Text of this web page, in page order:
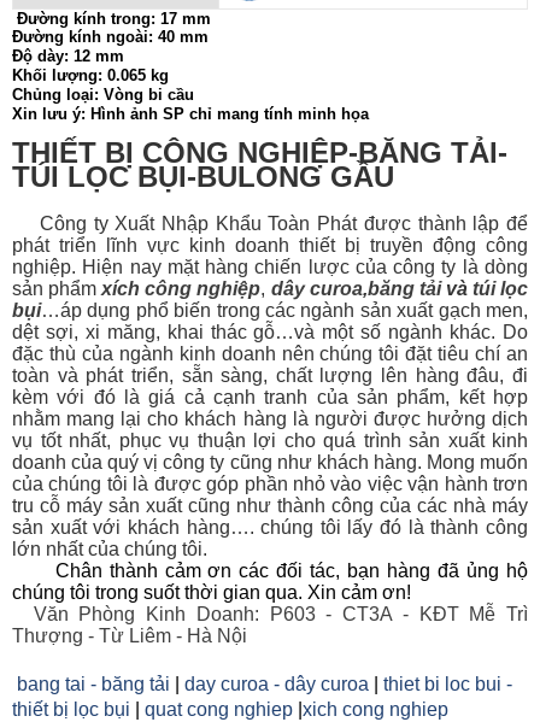
Đường kính trong: 17 mm
Đường kính ngoài: 40 mm
Độ dày: 12 mm
Khối lượng: 0.065 kg
Chủng loại: Vòng bi cầu
Xin lưu ý: Hình ảnh SP chỉ mang tính minh họa
THIẾT BỊ CÔNG NGHIỆP-BĂNG TẢI-
TÚI LỌC BỤI-BULONG GẦU
Công ty Xuất Nhập Khẩu Toàn Phát được thành lập để
phát triển lĩnh vực kinh doanh thiết bị truyền động công
nghiệp. Hiện nay mặt hàng chiến lược của công ty là dòng
sản phẩm xích công nghiệp, dây curoa,băng tảivàtúi lọc
bụi…áp dụng phổ biến trong các ngành sản xuất gạch men,
dệt sợi, xi măng, khai thác gỗ…và một số ngành khác. Do
đặc thù của ngành kinh doanh nên chúng tôi đặt tiêu chí an
toàn và phát triển, sẵn sàng, chất lượng lên hàng đâu, đi
kèm với đó là giá cả cạnh tranh của sản phẩm, kết hợp
nhằm mang lại cho khách hàng là người được hưởng dịch
vụ tốt nhất, phục vụ thuận lợi cho quá trình sản xuất kinh
doanh của quý vị công ty cũng như khách hàng. Mong muốn
của chúng tôi là được góp phần nhỏ vào việc vận hành trơn
tru cỗ máy sản xuất cũng như thành công của các nhà máy
sản xuất với khách hàng…. chúng tôi lấy đó là thành công
lớn nhất của chúng tôi.
Chân thành cảm ơn các đối tác, bạn hàng đã ủng hộ
chúng tôi trong suốt thời gian qua. Xin cảm ơn!
Văn Phòng Kinh Doanh: P603 - CT3A - KĐT Mễ Trì
Thượng - Từ Liêm - Hà Nội
bang tai - băng tải day curoa - dây curoa
thiet bi loc bui -
thiết bị lọc bụi
quat cong nghiep xich cong nghiep